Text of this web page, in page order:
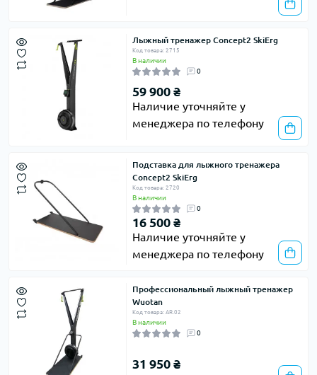
Лыжный тренажер Concept2 SkiErg
Код товара: 2715
В наличии
0
59 900 ₴
Наличие уточняйте у
менеджера по телефону
Подставка для лыжного тренажера
Concept2 SkiErg
Код товара: 2720
В наличии
0
16 500 ₴
Наличие уточняйте у
менеджера по телефону
Профессиональный лыжный тренажер
Wuotan
Код товара: AR.02
В наличии
0
31 950 ₴